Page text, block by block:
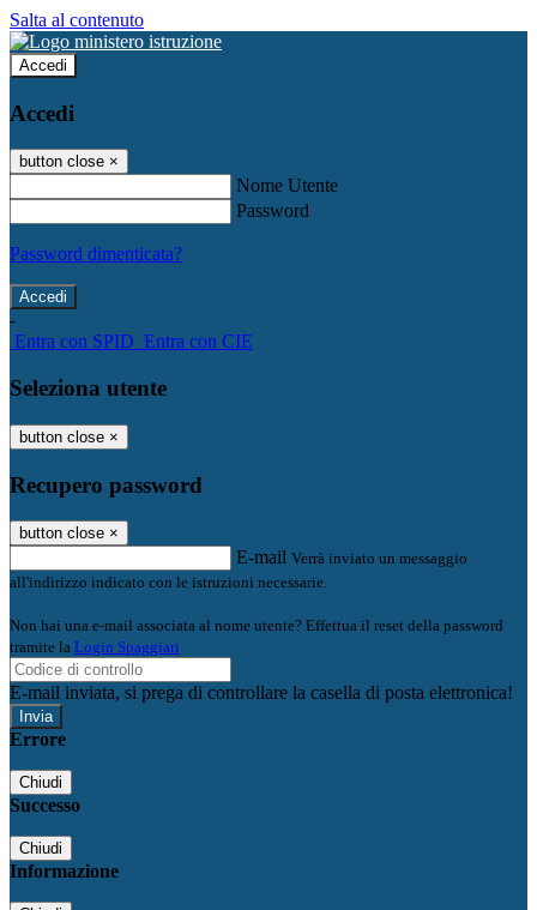
Salta al contenuto
Accedi
Accedi
button close ×
Nome Utente
Password
Password dimenticata?
-
Entra con SPID Entra con CIE
Seleziona utente
button close ×
Recupero password
button close ×
E-mail Verrà inviato un messaggio
all'indirizzo indicato con le istruzioni necessarie.
Non hai una e-mail associata al nome utente? Effettua il reset della password
tramite la Login Spaggiari
E-mail inviata, si prega di controllare la casella di posta elettronica!
Errore
Chiudi
Successo
Chiudi
Informazione